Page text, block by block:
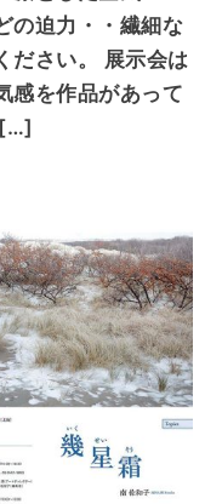
の迫力・・繊細な
ださい。 展示会は
感を作品があって
[…]